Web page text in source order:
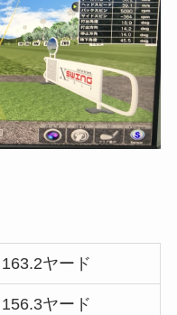
163.2ヤード
156.3ヤード